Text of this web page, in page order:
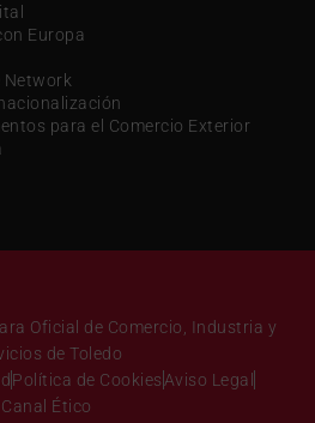
Europa
Network
para el Comercio Exterior
Oficial de Comercio, Industria y
de Toledo
Política de Cookies Aviso Legal
Canal Ético